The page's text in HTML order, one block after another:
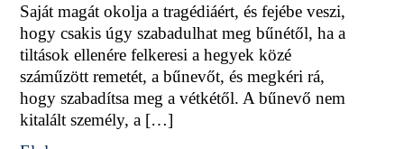
Saját magát okolja a tragédiáért, és fejébe veszi,
hogy csakis úgy szabadulhat meg bűnétől, ha a
tiltások ellenére felkeresi a hegyek közé
száműzött remetét, a bűnevőt, és megkéri rá,
hogy szabadítsa meg a vétkétől. A bűnevő nem
kitalált személy, a […]